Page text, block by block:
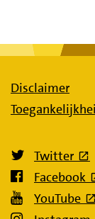
Disclaimer
Twitter
Facebook
YouTube